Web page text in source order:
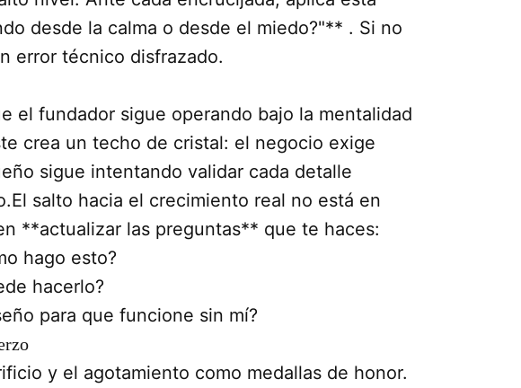
desde la calma o desde el miedo?"** . Si no
error técnico disfrazado.
el fundador sigue operando bajo la mentalidad
crea un techo de cristal: el negocio exige
sigue intentando validar cada detalle
salto hacia el crecimiento real no está en
**actualizar las preguntas** que te haces:
hago esto?
hacerlo?
para que funcione sin mí?
y el agotamiento como medallas de honor.